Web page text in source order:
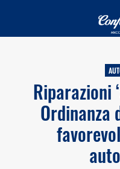
Riparazioni
Ordinanza